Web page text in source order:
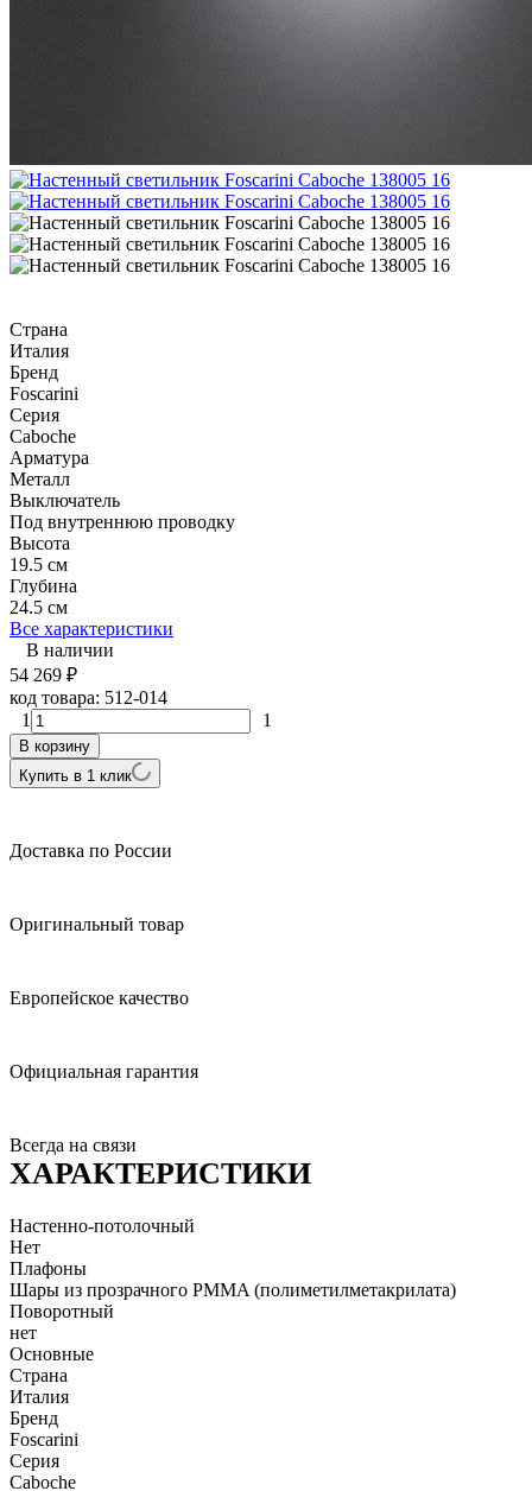
Страна
Италия
Бренд
Foscarini
Серия
Caboche
Арматура
Металл
Выключатель
Под внутреннюю проводку
Высота
19.5 см
Глубина
24.5 см
Все характеристики
В наличии
54 269 ₽
код товара: 512-014
1
1
В корзину
Купить в 1 клик
Доставка по России
Оригинальный товар
Европейское качество
Официальная гарантия
Всегда на связи
ХАРАКТЕРИСТИКИ
Настенно-потолочный
Нет
Плафоны
Шары из прозрачного PMMA (полиметилметакрилата)
Поворотный
нет
Основные
Страна
Италия
Бренд
Foscarini
Серия
Caboche